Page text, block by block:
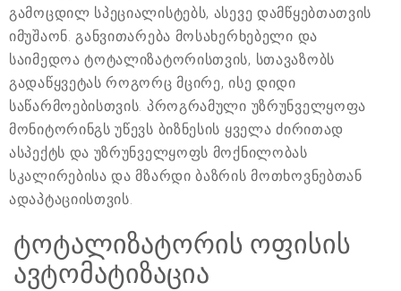
გამოცდილ სპეციალისტებს, ასევე დამწყებთათვის
იმუშაონ. განვითარება მოსახერხებელი და
საიმედოა ტოტალიზატორისთვის, სთავაზობს
გადაწყვეტას როგორც მცირე, ისე დიდი
საწარმოებისთვის. პროგრამული უზრუნველყოფა
მონიტორინგს უწევს ბიზნესის ყველა ძირითად
ასპექტს და უზრუნველყოფს მოქნილობას
სკალირებისა და მზარდი ბაზრის მოთხოვნებთან
ადაპტაციისთვის.
ტოტალიზატორის ოფისის
ავტომატიზაცია